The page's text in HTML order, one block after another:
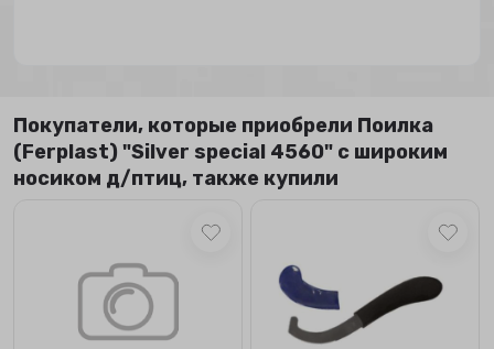
Покупатели, которые приобрели Поилка
(Ferplast) "Silver special 4560" с широким
носиком д/птиц, также купили